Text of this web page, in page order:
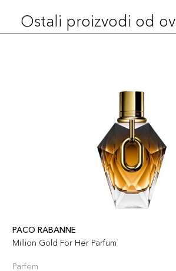
Ostali proizvodi od
PACO RABANNE
Million Gold For Her Parfum
Parfem